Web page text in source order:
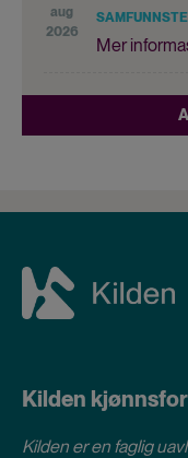
aug
2026
Mer
Kilden
Kilden er en faglig